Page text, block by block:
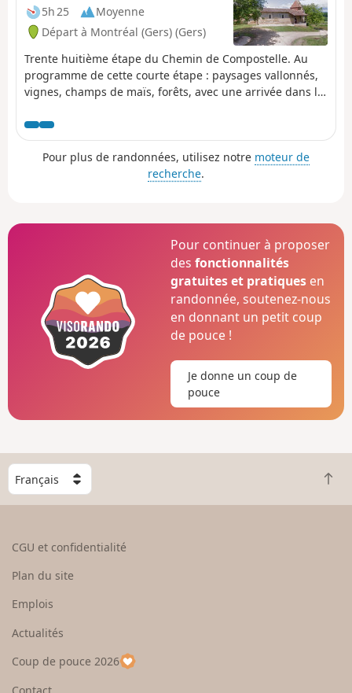
5h 25
Moyenne
Départ à Montréal (Gers) (Gers)
Trente huitième étape du Chemin de Compostelle. Au
programme de cette courte étape : paysages vallonnés,
vignes, champs de maïs, forêts, avec une arrivée dans la
d’apprécier cette traversée du pays de D’Artagnan qui, au
cœur des provinces de Guyenne et Gascogne, dévoile
des paysages tout en douceur, symboles d’un certain art
Pour plus de randonnées, utilisez notre moteur de
recherche.
Pour continuer à proposer
desfonctionnalités
gratuites et pratiques en
randonnée, soutenez-nous
en donnant un petit coup
de pouce !
Je donne un coup de
pouce
C
h
o
e
u
p
a
R
e
CGU et confidentialité
Plan du site
Emplois
Actualités
Coup de pouce 2026
Contact